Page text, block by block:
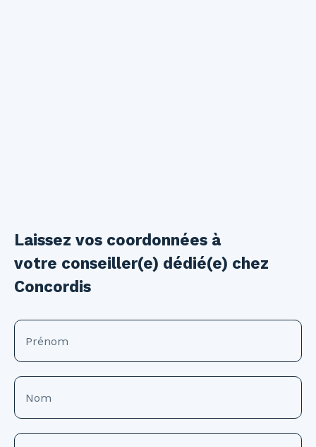
Laissez vos coordonnées à
votre conseiller(e) dédié(e) chez
Concordis
Prénom
Nom